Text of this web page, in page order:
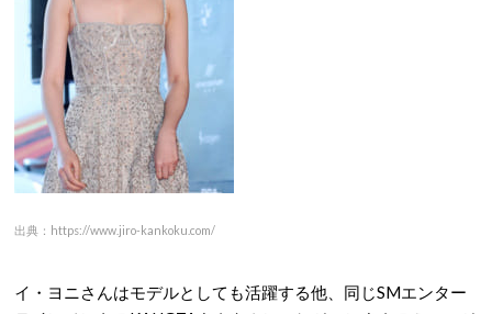
出典：https://www.jiro-kankoku.com/
イ・ヨニさんはモデルとしても活躍する他、同じSMエンター